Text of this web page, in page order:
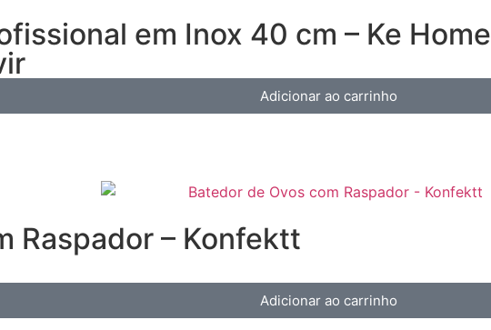
em Inox 40 cm – Ke Home
Adicionar ao carrinho
Raspador – Konfektt
Adicionar ao carrinho